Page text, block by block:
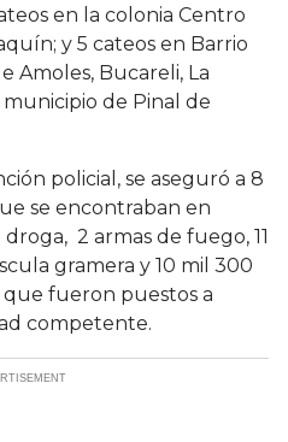
en la colonia Centro
y 5 cateos en Barrio
Amoles, Bucareli, La
de Pinal de
policial, se aseguró a 8
se encontraban en
2 armas de fuego, 11
gramera y 10 mil 300
que fueron puestos a
competente.